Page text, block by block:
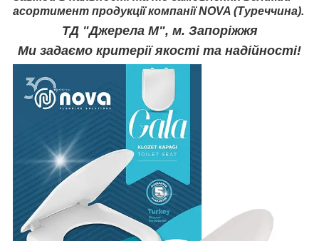
асортимент продукції компанії NOVA (Туреччина).
ТД "Джерела М", м. Запоріжжя
Ми задаємо критерії якості та надійності!